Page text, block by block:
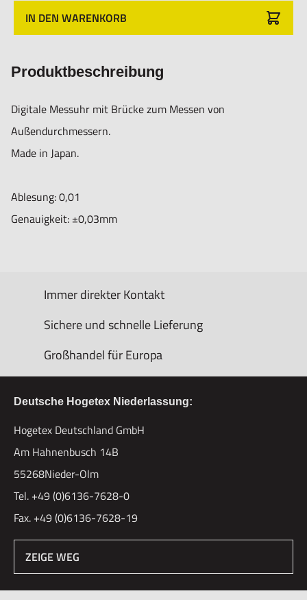
IN DEN WARENKORB
Produktbeschreibung
Digitale Messuhr mit Brücke zum Messen von
Außendurchmessern.
Made in Japan.
Ablesung: 0,01
Genauigkeit: ±0,03mm
Immer direkter Kontakt
Sichere und schnelle Lieferung
Großhandel für Europa
Deutsche Hogetex Niederlassung:
Hogetex Deutschland GmbH
Am Hahnenbusch 14B
55268Nieder-Olm
Tel. +49 (0)6136-7628-0
Fax. +49 (0)6136-7628-19
ZEIGE WEG